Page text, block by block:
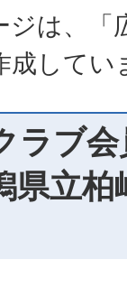
は、「
成して
ラブ
県立